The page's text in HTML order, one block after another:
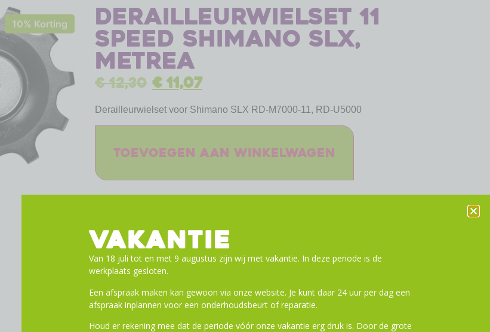
10% Korting Derailleurwielset 11
speed Shimano SLX,
Metrea
€12,30 €11,07
Derailleurwielset voor Shimano SLX RD-M7000-11, RD-U5000
Toevoegen aan winkelwagen
VAKANTIE
Van 18 juli tot en met 9 augustus zijn wij met vakantie. In deze periode is de
werkplaats gesloten.
Een afspraak maken kan gewoon via onze website. Je kunt daar 24 uur per dag een
afspraak inplannen voor een onderhoudsbeurt of reparatie.
Houd er rekening mee dat de periode vóór onze vakantie erg druk is. Door de grote